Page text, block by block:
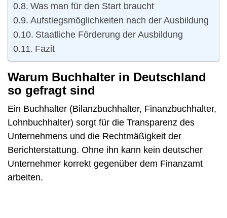
Was man für den Start braucht
Aufstiegsmöglichkeiten nach der Ausbildung
Staatliche Förderung der Ausbildung
Fazit
Warum Buchhalter in Deutschland
so gefragt sind
Ein Buchhalter (Bilanzbuchhalter, Finanzbuchhalter,
Lohnbuchhalter) sorgt für die Transparenz des
Unternehmens und die Rechtmäßigkeit der
Berichterstattung. Ohne ihn kann kein deutscher
Unternehmer korrekt gegenüber dem Finanzamt
arbeiten.